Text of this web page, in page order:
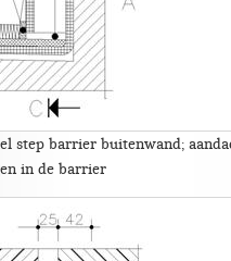
step barrier buitenwand;
in de barrier